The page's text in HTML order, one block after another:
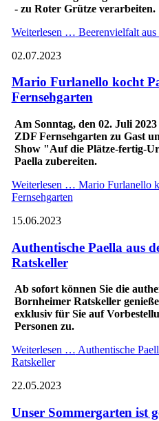
- zu Roter Grütze verarbeiten.
Weiterlesen … Beerenvielfalt aus
02.07.2023
Mario Furlanello kocht
Fernsehgarten
Am Sonntag, den 02. Juli
ZDF Fernsehgarten zu Gast
Show "Auf die Plätze-fertig-
Paella zubereiten.
Weiterlesen … Mario Furlanello
Fernsehgarten
15.06.2023
Authentische Paella aus
Ratskeller
Ab sofort können Sie die
Bornheimer Ratskeller
exklusiv für Sie auf
Personen zu.
Weiterlesen … Authentische
Ratskeller
22.05.2023
Unser Sommergarten ist